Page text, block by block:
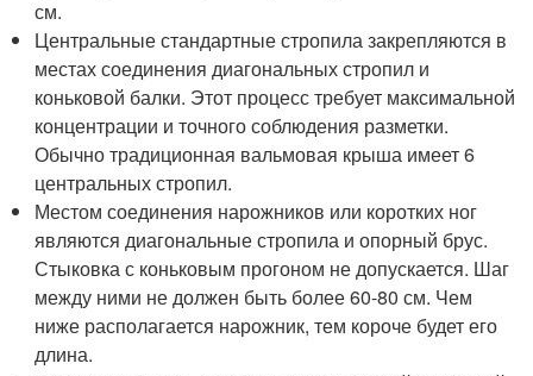
см.
Центральные стандартные стропила закрепляются в
местах соединения диагональных стропил и
коньковой балки. Этот процесс требует максимальной
концентрации и точного соблюдения разметки.
Обычно традиционная вальмовая крыша имеет 6
центральных стропил.
Местом соединения нарожников или коротких ног
являются диагональные стропила и опорный брус.
Стыковка с коньковым прогоном не допускается. Шаг
между ними не должен быть более 60-80 см. Чем
ниже располагается нарожник, тем короче будет его
длина.